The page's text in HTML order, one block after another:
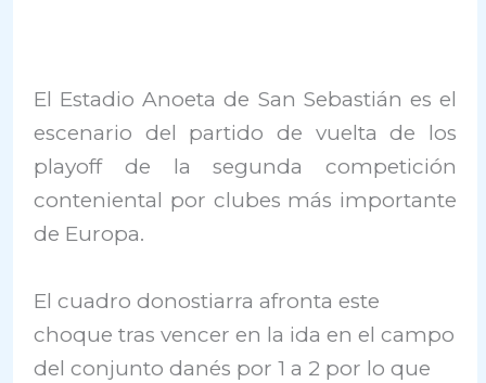
El Estadio Anoeta de San Sebastián es el
escenario del partido de vuelta de los
playoff de la segunda competición
conteniental por clubes más importante
de Europa.
El cuadro donostiarra afronta este
choque tras vencer en la ida en el campo
del conjunto danés por 1 a 2 por lo que